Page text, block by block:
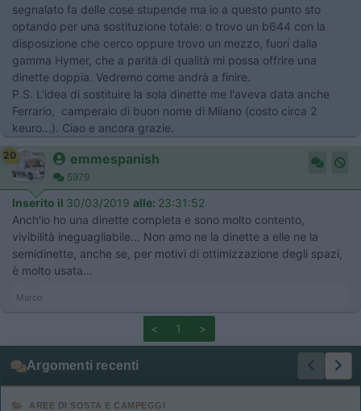
segnalato fa delle cose stupende ma io a questo punto sto
optando per una sostituzione totale: o trovo un b644 con la
disposizione che cerco oppure trovo un mezzo, fuori dalla
gamma Hymer, che a parità di qualità mi possa offrire una
dinette doppia. Vedremo come andrà a finire.
P.S. L'idea di sostituire la sola dinette me l'aveva data anche
Ferrario, camperaio di buon nome di Milano (costo circa 2
keuro...). Ciao e ancora grazie.
20 emmespanish
5979
Inserito il 30/03/2019 alle: 23:31:52
Anch'io ho una dinette completa e sono molto contento,
vivibilità ineguagliabile... Non amo ne la dinette a elle ne la
semidinette, anche se, per motivi di ottimizzazione degli spazi,
è molto usata...
Marco
< 1 >
Argomenti recenti
AREE DI SOSTA E CAMPEGGI